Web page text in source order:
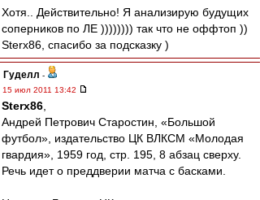
Хотя.. Действительно! Я анализирую будущих
соперников по ЛЕ )))))))) так что не оффтоп ))
Sterx86, спасибо за подсказку )
Гуделл -
15 июл 2011 13:42
Sterx86
Андрей Петрович Старостин, «Большой
футбол», издательство ЦК ВЛКСМ «Молодая
гвардия», 1959 год, стр. 195, 8 абзац сверху.
Речь идет о преддверии матча с басками.